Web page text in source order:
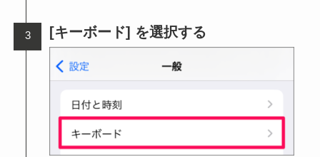
[キーボード] を選択する